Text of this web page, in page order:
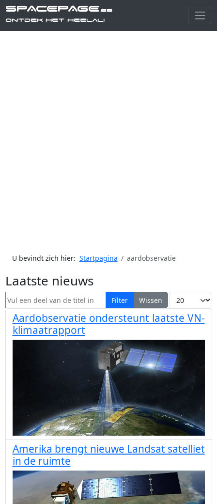
SPACEPAGE.be
Ontdek het heelal!
U bevindt zich hier: Startpagina aardobservatie
Laatste nieuws
Vul een deel van de titel in Filter Wissen Toon #
Aardobservatie ondersteunt laatste VN-
klimaatrapport
Amerika brengt nieuwe Landsat satelliet
in de ruimte